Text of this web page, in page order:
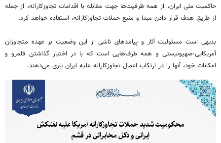
حاکمیت ملی ایران، از همه ظرفیت‌ها جهت مقابله با اقدامات تجاوزکارانه، از جمله
از طریق هدف قرار دادن مبدا و منبع حملات تجاوزکارانه، استفاده خواهد کرد.
بدیهی است مسئولیت آثار و پیامدهای ناشی از این وضعیت بر عهده متجاوزان
آمریکایی-صهیونیستی و همه طرف‌هایی است که با در اختیار گذاشتن قلمرو و
امکانات خود، آنها را در ارتکاب اعمال تجاوزکارانه علیه ایران یاری می‌دهند.